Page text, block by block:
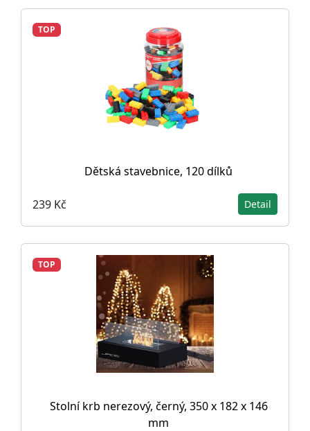
TOP
Dětská stavebnice, 120 dílků
239 Kč Detail
TOP
Stolní krb nerezový, černý, 350 x 182 x 146
mm